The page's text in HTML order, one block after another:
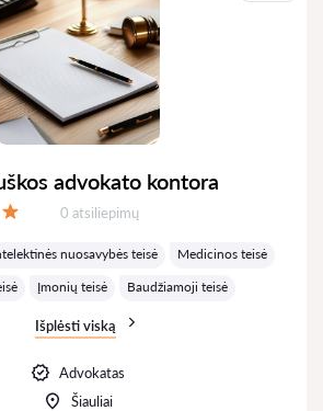
advokato kontora
Atsiliepimų:
0 atsiliepimų
nuosavybės teisė
Medicinos teisė
Įmonių teisė Baudžiamoji teisė
Išplėsti viską
Advokatas
Šiauliai